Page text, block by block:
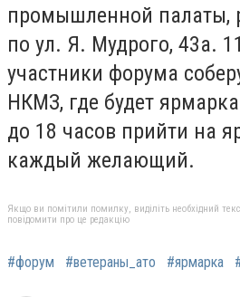
промышленной палаты,
по ул. Я. Мудрого, 43а.
участники форума
НКМЗ, где будет
до 18 часов прийти на
каждый желающий.
Якщо ви помітили помилку, виділіть необхідний
повідомити про це редакцію
#форум #ветераны_ато #ярмарка